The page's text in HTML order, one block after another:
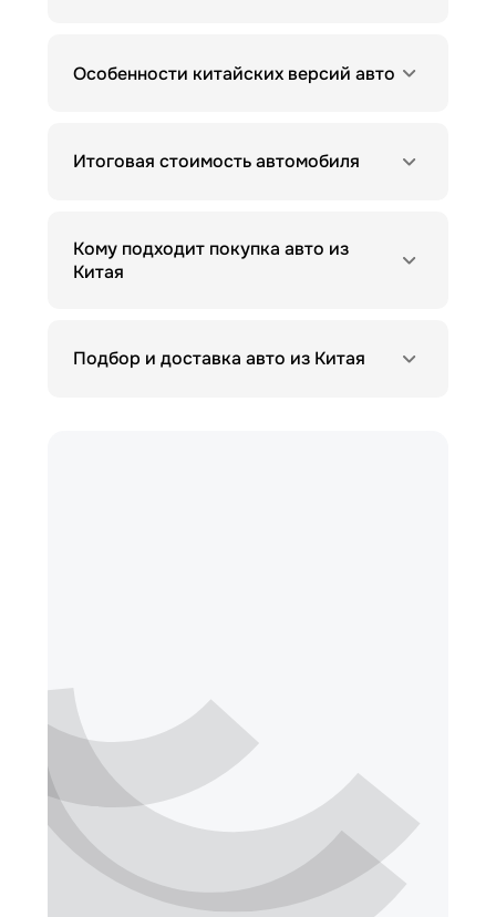
Особенности китайских версий авто
Итоговая стоимость автомобиля
Кому подходит покупка авто из
Китая
Подбор и доставка авто из Китая